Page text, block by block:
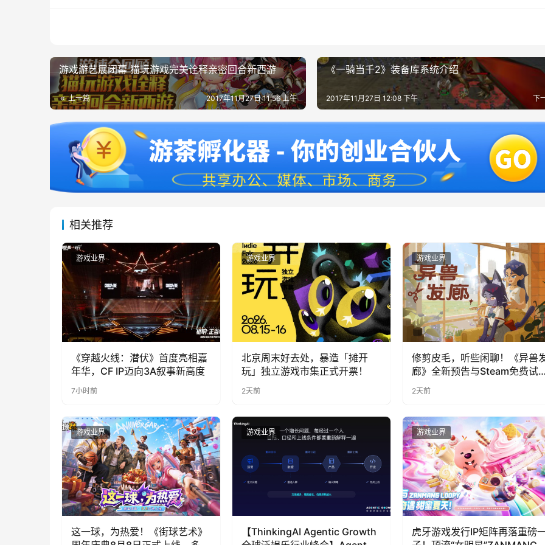
游戏游艺展闭幕 猫玩游戏完美诠释亲密回合新西游
上一篇 2017年11月27日 11:56 上午
《一骑当千2》装备库系统介绍
下
2017年11月27日 12:08 下午
相关推荐
游戏业界
《穿越火线：潜伏》首度亮相嘉
年华，CF IP迈向3A叙事新高度
7小时前
游戏业界
北京周末好去处，暴造「摊开
玩」独立游戏市集正式开票！
2天前
游戏业界
修剪皮毛，听些闲聊！《异兽
廊》全新预告与Steam免费试
公开
2天前
游戏业界
这一球，为热爱！《街球艺术》
游戏业界
【ThinkingAI Agentic Growth
游戏业界
虎牙游戏发行IP矩阵再落重磅